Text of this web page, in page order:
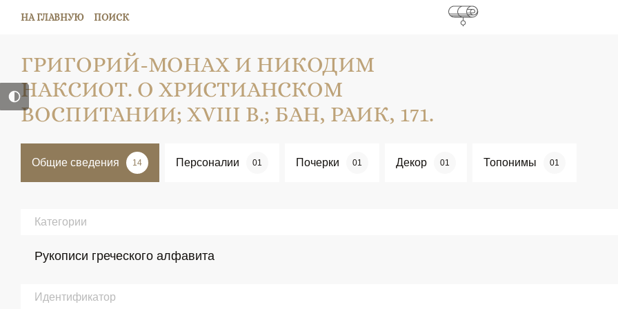
НА ГЛАВНУЮ ПОИСК
ГРИГОРИЙ-МОНАХ И НИКОДИМ
НАКСИОТ. О ХРИСТИАНСКОМ
ВОСПИТАНИИ; XVIII В.; БАН, РАИК, 171.
Общие сведения 14 Персоналии 01 Почерки 01 Декор 01 Топонимы 01
Категории
Рукописи греческого алфавита
Идентификатор